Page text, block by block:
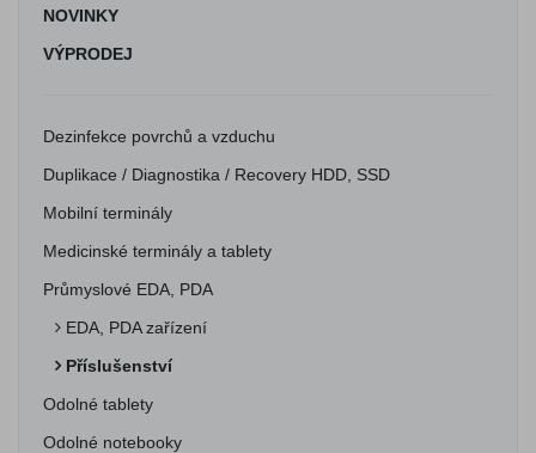
NOVINKY
VÝPRODEJ
Dezinfekce povrchů a vzduchu
Duplikace / Diagnostika / Recovery HDD, SSD
Mobilní terminály
Medicinské terminály a tablety
Průmyslové EDA, PDA
EDA, PDA zařízení
Příslušenství
Odolné tablety
Odolné notebooky